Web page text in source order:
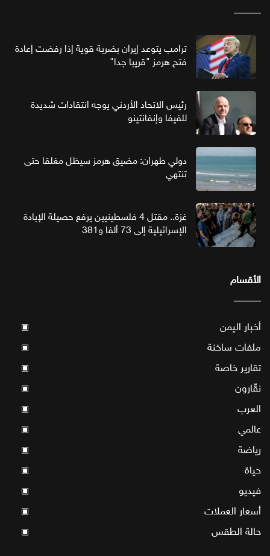
ترامب يتوعد إيران بضربة قوية إذا رفضت إعادة
فتح هرمز "قريبا جدا"
رئيس الاتحاد الأردني يوجه انتقادات شديدة
للفيفا وإنفانتينو
دولي طهران: مضيق هرمز سيظل مغلقا حتى
تنتهي
غزة.. مقتل 4 فلسطينيين يرفع حصيلة الإبادة
الإسرائيلية إلى 73 ألفا و381
الأقسام
أخبار اليمن ▣
ملفات ساخنة ▣
تقارير خاصة ▣
نقّارون ▣
العرب ▣
عالمي ▣
رياضة ▣
حياة ▣
فيديو ▣
أسعار العملات ▣
حالة الطقس ▣